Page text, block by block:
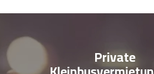
Private